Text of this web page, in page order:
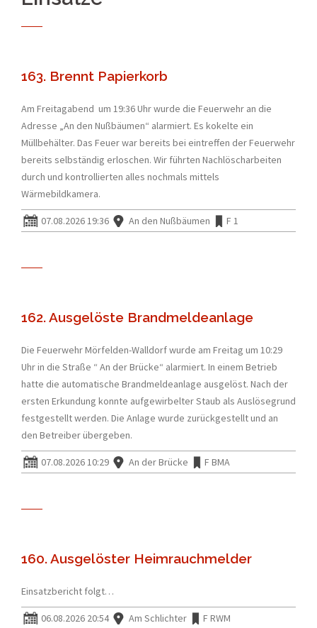
163. Brennt Papierkorb
Am Freitagabend um 19:36 Uhr wurde die Feuerwehr an die
Adresse „An den Nußbäumen“ alarmiert. Es kokelte ein
Müllbehälter. Das Feuer war bereits bei eintreffen der Feuerwehr
bereits selbständig erloschen. Wir führten Nachlöscharbeiten
durch und kontrollierten alles nochmals mittels
Wärmebildkamera.
07.08.2026 19:36 An den Nußbäumen F 1
162. Ausgelöste Brandmeldeanlage
Die Feuerwehr Mörfelden-Walldorf wurde am Freitag um 10:29
Uhr in die Straße “ An der Brücke“ alarmiert. In einem Betrieb
hatte die automatische Brandmeldeanlage ausgelöst. Nach der
ersten Erkundung konnte aufgewirbelter Staub als Auslösegrund
festgestellt werden. Die Anlage wurde zurückgestellt und an
den Betreiber übergeben.
07.08.2026 10:29 An der Brücke F BMA
160. Ausgelöster Heimrauchmelder
Einsatzbericht folgt…
06.08.2026 20:54 Am Schlichter F RWM